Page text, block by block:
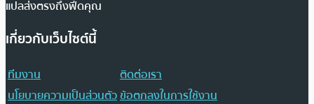
แปลส่งตรงถึงฟีดคุณ
เกี่ยวกับเว็บไซต์นี้
ทีมงาน
ติดต่อเรา
นโยบายความเป็นส่วนตัวข้อตกลงในการใช้งาน